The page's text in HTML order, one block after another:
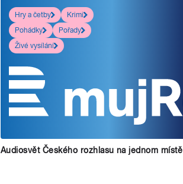
Hry a četby
Krimi
Pohádky
Pořady
Živé vysílání
Audiosvět Českého rozhlasu na jednom místě